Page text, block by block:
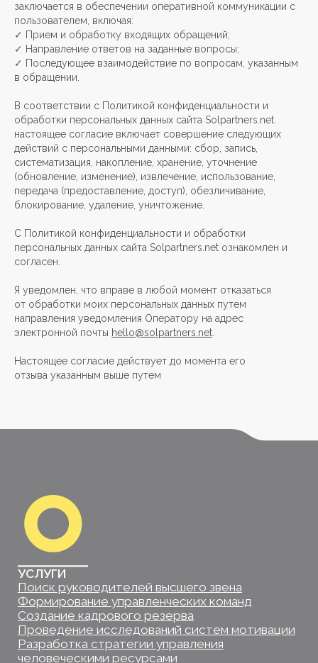
заключается в обеспечении оперативной коммуникации с
пользователем, включая:
✓ Прием и обработку входящих обращений;
✓ Направление ответов на заданные вопросы;
✓ Последующее взаимодействие по вопросам, указанным
в обращении.
В соответствии с Политикой конфиденциальности и
обработки персональных данных сайта Solpartners.net.
настоящее согласие включает совершение следующих
действий с персональными данными: сбор, запись,
систематизация, накопление, хранение, уточнение
(обновление, изменение), извлечение, использование,
передача (предоставление, доступ), обезличивание,
блокирование, удаление, уничтожение.
С Политикой конфиденциальности и обработки
персональных данных сайта Solpartners.net ознакомлен и
согласен.
Я уведомлен, что вправе в любой момент отказаться
от обработки моих персональных данных путем
направления уведомления Оператору на адрес
электронной почты hello@solpartners.net
Настоящее согласие действует до момента его
отзыва указанным выше путем
УСЛУГИ
Формирование управленческих команд
Создание кадрового резерва
SOL PARTNERS
Контакты
Юридические документы
КОНТАКТЫ
СОЦИАЛЬНЫЕ СЕТИ
© 2025. Все права защищены.